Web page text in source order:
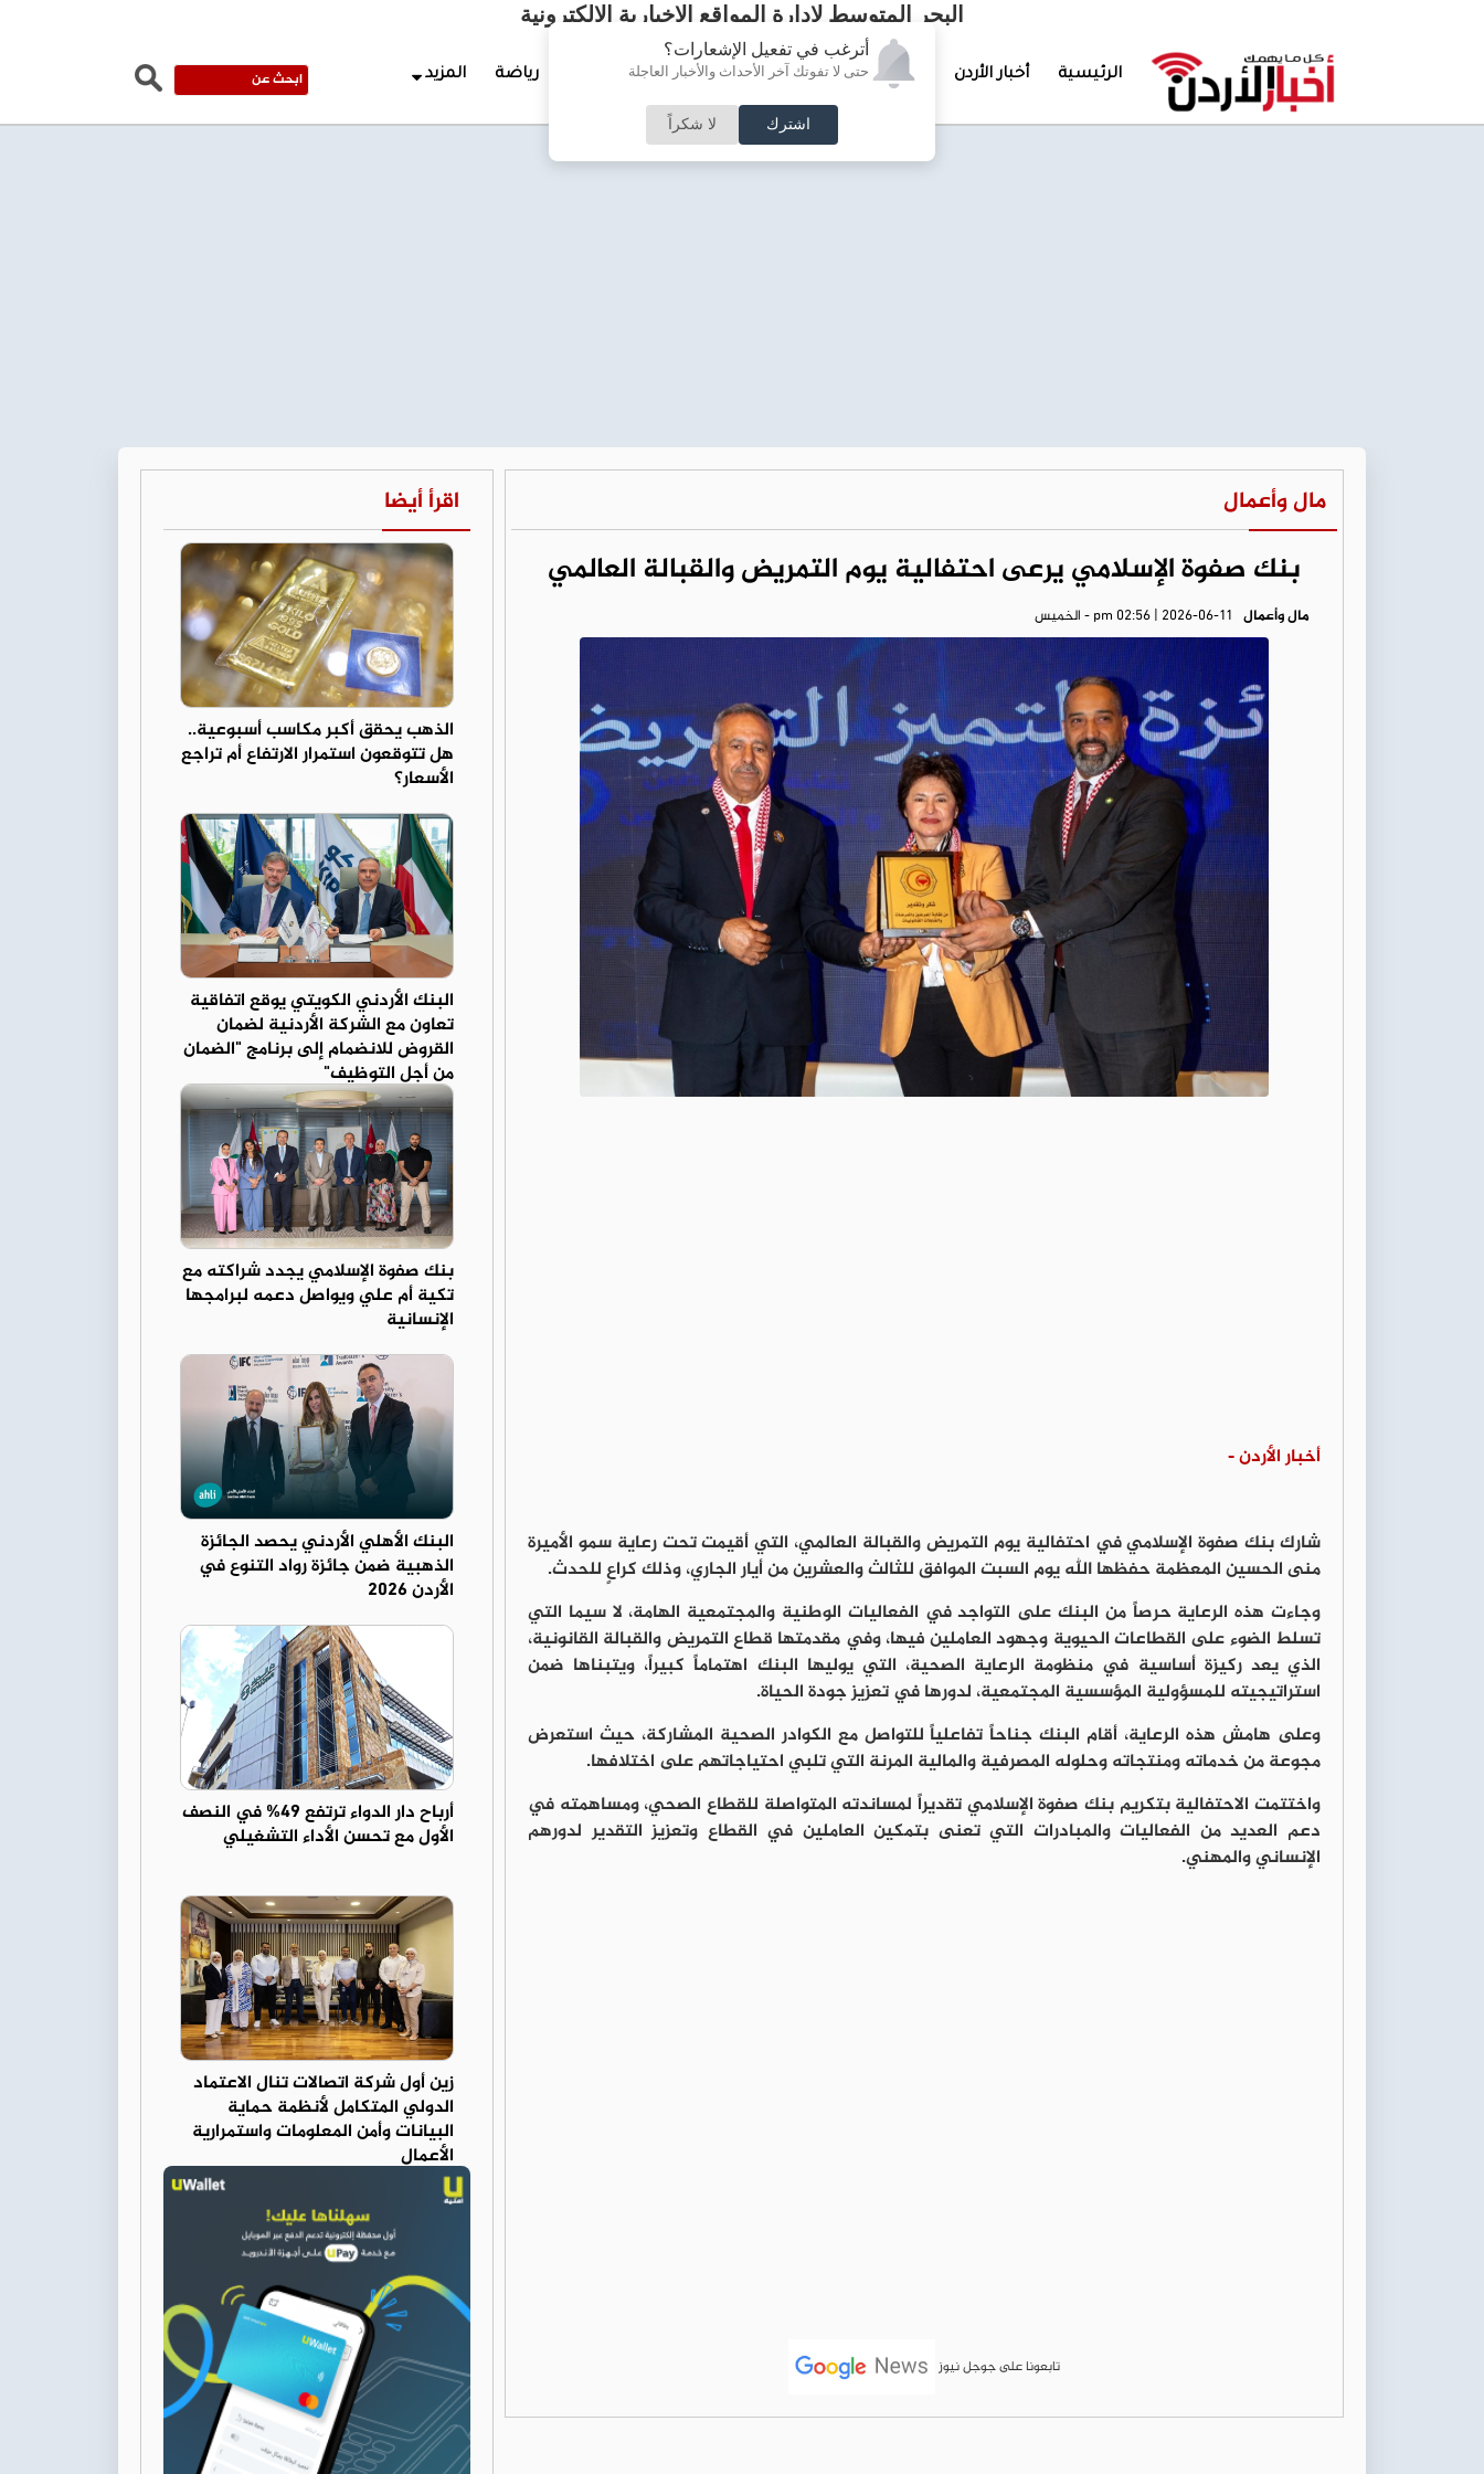
أترغب في تفعيل الإشعارات؟
حتى لا تفوتك آخر الأحداث والأخبار العاجلة
اشترك لا شكراً
البحر المتوسط لإدارة المواقع الإخبارية الالكترونية
الرئيسية أخبار الأردن تغطيات خاصة لقاء الأسبوع جرائم وحوادث رياضة المزيد
مال وأعمال
بنك صفوة الإسلامي يرعى احتفالية يوم التمريض والقبالة العالمي
مال وأعمال pm 02:56 | 2026-06-11 - الخميس
أخبار الأردن -
شارك بنك صفوة الإسلامي في احتفالية يوم التمريض والقبالة العالمي، التي أقيمت تحت رعاية سمو الأميرة
منى الحسين المعظمة حفظها الله يوم السبت الموافق للثالث والعشرين من أيار الجاري، وذلك كراعٍ للحدث.
وجاءت هذه الرعاية حرصاً من البنك على التواجد في الفعاليات الوطنية والمجتمعية الهامة، لا سيما التي
تسلط الضوء على القطاعات الحيوية وجهود العاملين فيها، وفي مقدمتها قطاع التمريض والقبالة القانونية،
الذي يعد ركيزة أساسية في منظومة الرعاية الصحية، التي يوليها البنك اهتماماً كبيراً، ويتبناها ضمن
استراتيجيته للمسؤولية المؤسسية المجتمعية، لدورها في تعزيز جودة الحياة.
وعلى هامش هذه الرعاية، أقام البنك جناحاً تفاعلياً للتواصل مع الكوادر الصحية المشاركة، حيث استعرض
مجوعة من خدماته ومنتجاته وحلوله المصرفية والمالية المرنة التي تلبي احتياجاتهم على اختلافها.
واختتمت الاحتفالية بتكريم بنك صفوة الإسلامي تقديراً لمساندته المتواصلة للقطاع الصحي، ومساهمته في
دعم العديد من الفعاليات والمبادرات التي تعنى بتمكين العاملين في القطاع وتعزيز التقدير لدورهم
الإنساني والمهني.
تابعونا على جوجل نيوز
اقرأ أيضا
الذهب يحقق أكبر مكاسب أسبوعية..
هل تتوقعون استمرار الارتفاع أم تراجع
الأسعار؟
البنك الأردني الكويتي يوقع اتفاقية
تعاون مع الشركة الأردنية لضمان
القروض للانضمام إلى برنامج "الضمان
من أجل التوظيف"
بنك صفوة الإسلامي يجدد شراكته مع
تكية أم علي ويواصل دعمه لبرامجها
الإنسانية
البنك الأهلي الأردني يحصد الجائزة
الذهبية ضمن جائزة رواد التنوع في
الأردن 2026
أرباح دار الدواء ترتفع 49% في النصف
الأول مع تحسن الأداء التشغيلي
زين أول شركة اتصالات تنال الاعتماد
الدولي المتكامل لأنظمة حماية
البيانات وأمن المعلومات واستمرارية
الأعمال